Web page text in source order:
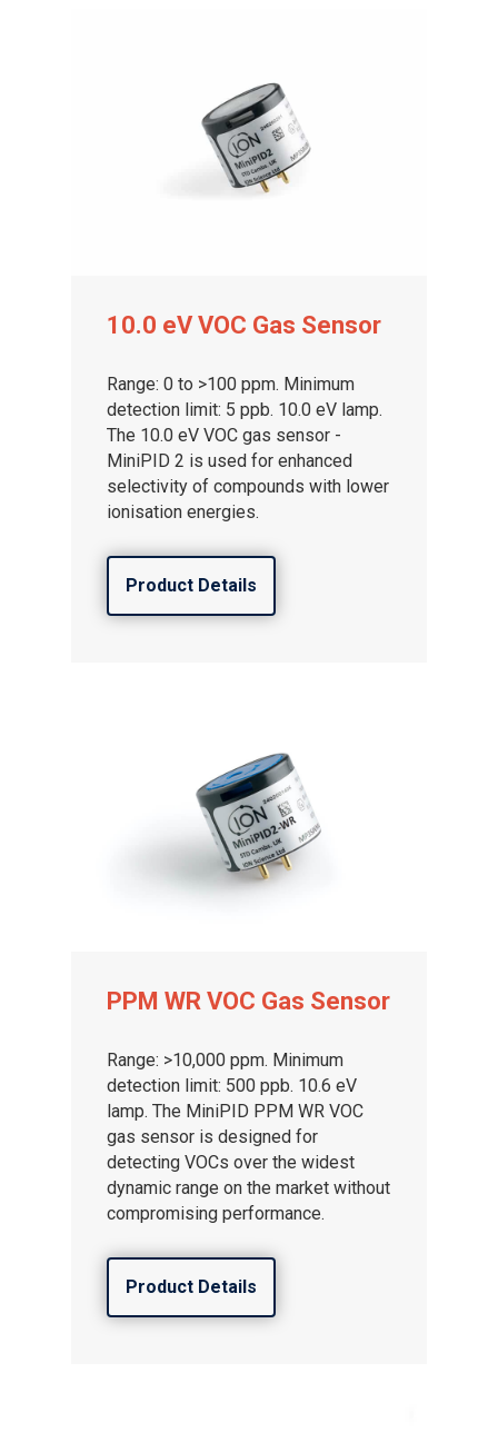
10.0 eV VOC Gas Sensor
Range: 0 to >100 ppm. Minimum
detection limit: 5 ppb. 10.0 eV lamp.
The 10.0 eV VOC gas sensor -
MiniPID 2 is used for enhanced
selectivity of compounds with lower
ionisation energies.
Product Details
PPM WR VOC Gas Sensor
Range: >10,000 ppm. Minimum
detection limit: 500 ppb. 10.6 eV
lamp. The MiniPID PPM WR VOC
gas sensor is designed for
detecting VOCs over the widest
dynamic range on the market without
compromising performance.
Product Details
Contattaci
Portale dei distributori
A proposito di ION